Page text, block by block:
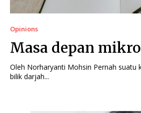
Opinions
Masa depan mikro
Oleh Norharyanti Mohsin Pernah suatu ketika dahulu, suasana
bilik darjah...